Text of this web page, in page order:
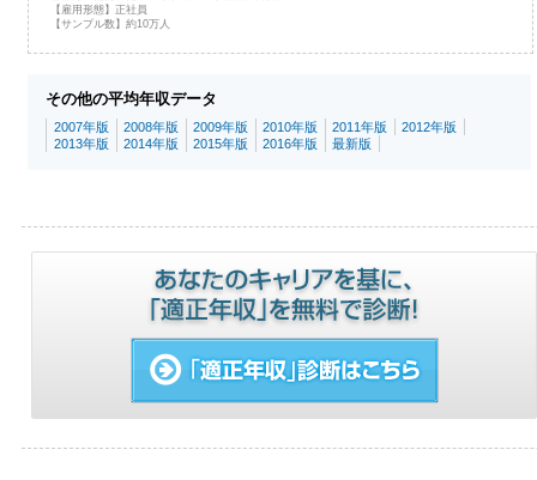
【雇用形態】正社員
【サンプル数】約10万人
その他の平均年収データ
2007年版 2008年版 2009年版 2010年版 2011年版
2012年版
2013年版
2014年版 2015年版 2016年版 最新版